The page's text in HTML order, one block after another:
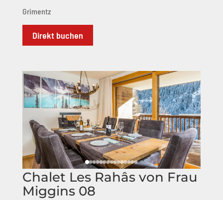
Grimentz
Direkt buchen
Chalet Les Rahâs von Frau
Miggins 08